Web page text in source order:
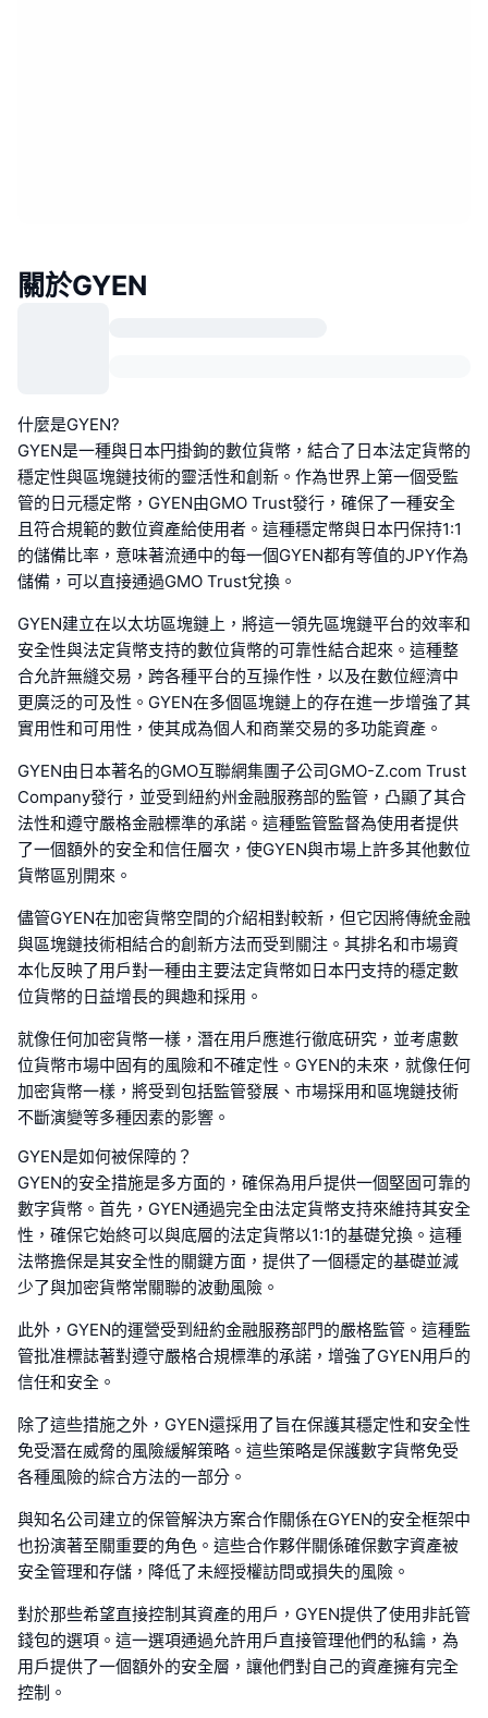
關於GYEN
什麼是GYEN?
GYEN是一種與日本円掛鉤的數位貨幣，結合了日本法定貨幣的
穩定性與區塊鏈技術的靈活性和創新。作為世界上第一個受監
管的日元穩定幣，GYEN由GMO Trust發行，確保了一種安全
且符合規範的數位資產給使用者。這種穩定幣與日本円保持1:1
的儲備比率，意味著流通中的每一個GYEN都有等值的JPY作為
儲備，可以直接通過GMO Trust兌換。
GYEN建立在以太坊區塊鏈上，將這一領先區塊鏈平台的效率和
安全性與法定貨幣支持的數位貨幣的可靠性結合起來。這種整
合允許無縫交易，跨各種平台的互操作性，以及在數位經濟中
更廣泛的可及性。GYEN在多個區塊鏈上的存在進一步增強了其
實用性和可用性，使其成為個人和商業交易的多功能資產。
GYEN由日本著名的GMO互聯網集團子公司GMO-Z.com Trust
Company發行，並受到紐約州金融服務部的監管，凸顯了其合
法性和遵守嚴格金融標準的承諾。這種監管監督為使用者提供
了一個額外的安全和信任層次，使GYEN與市場上許多其他數位
貨幣區別開來。
儘管GYEN在加密貨幣空間的介紹相對較新，但它因將傳統金融
與區塊鏈技術相結合的創新方法而受到關注。其排名和市場資
本化反映了用戶對一種由主要法定貨幣如日本円支持的穩定數
位貨幣的日益增長的興趣和採用。
就像任何加密貨幣一樣，潛在用戶應進行徹底研究，並考慮數
位貨幣市場中固有的風險和不確定性。GYEN的未來，就像任何
加密貨幣一樣，將受到包括監管發展、市場採用和區塊鏈技術
不斷演變等多種因素的影響。
GYEN是如何被保障的？
GYEN的安全措施是多方面的，確保為用戶提供一個堅固可靠的
數字貨幣。首先，GYEN通過完全由法定貨幣支持來維持其安全
性，確保它始終可以與底層的法定貨幣以1:1的基礎兌換。這種
法幣擔保是其安全性的關鍵方面，提供了一個穩定的基礎並減
少了與加密貨幣常關聯的波動風險。
此外，GYEN的運營受到紐約金融服務部門的嚴格監管。這種監
管批准標誌著對遵守嚴格合規標準的承諾，增強了GYEN用戶的
信任和安全。
除了這些措施之外，GYEN還採用了旨在保護其穩定性和安全性
免受潛在威脅的風險緩解策略。這些策略是保護數字貨幣免受
各種風險的綜合方法的一部分。
與知名公司建立的保管解決方案合作關係在GYEN的安全框架中
也扮演著至關重要的角色。這些合作夥伴關係確保數字資產被
安全管理和存儲，降低了未經授權訪問或損失的風險。
對於那些希望直接控制其資產的用戶，GYEN提供了使用非託管
錢包的選項。這一選項通過允許用戶直接管理他們的私鑰，為
用戶提供了一個額外的安全層，讓他們對自己的資產擁有完全
控制。